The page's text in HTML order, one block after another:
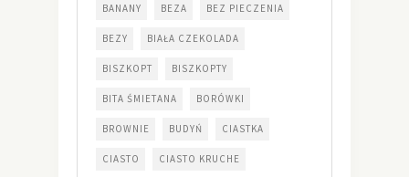
BANANY BEZA BEZ PIECZENIA
BEZY BIAŁA CZEKOLADA
BISZKOPT BISZKOPTY
BITA ŚMIETANA BORÓWKI
BROWNIE BUDYŃ CIASTKA
CIASTO CIASTO KRUCHE